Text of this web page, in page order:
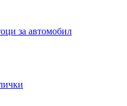
за автомобил